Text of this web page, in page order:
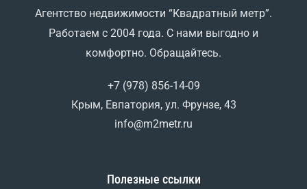
Агентство недвижимости “Квадратный метр”.
Работаем с 2004 года. С нами выгодно и
комфортно. Обращайтесь.
+7 (978) 856-14-09
Крым, Евпатория, ул. Фрунзе, 43
info@m2metr.ru
Полезные ссылки